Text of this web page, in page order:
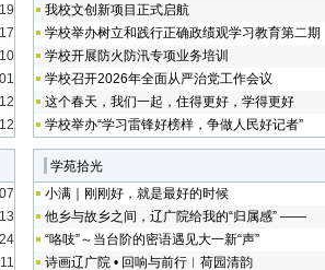
我校文创新项目正式启航
学校举办树立和践行正确政绩观学习教育第二期
学校开展防火防汛专项业务培训
学校召开2026年全面从严治党工作会议
这个春天，我们一起，住得更好，学得更好
学校举办“学习雷锋好榜样，争做人民好记者”
学苑拾光
小满｜刚刚好，就是最好的时候
他乡与故乡之间，辽广院给我的“归属感” ——
“咯吱”～当台阶的密语遇见大一新“声”
诗画辽广院 • 回响与前行︱荷园清韵